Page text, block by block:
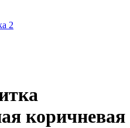
коричневая